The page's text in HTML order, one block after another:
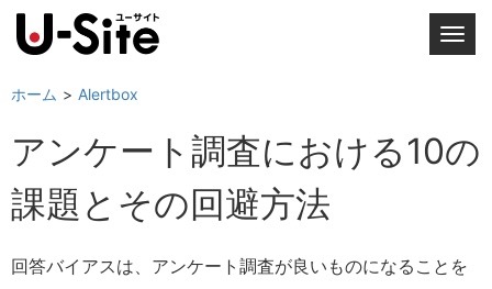
T
l
e
i
ホーム Alertbox
アンケート調査における10の
課題とその回避方法
回答バイアスは、アンケート調査が良いものになることを